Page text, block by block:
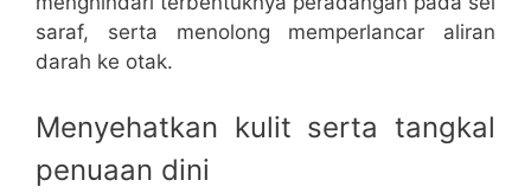
saraf, serta menolong memperlancar aliran
darah ke otak.
Menyehatkan kulit serta tangkal
penuaan dini